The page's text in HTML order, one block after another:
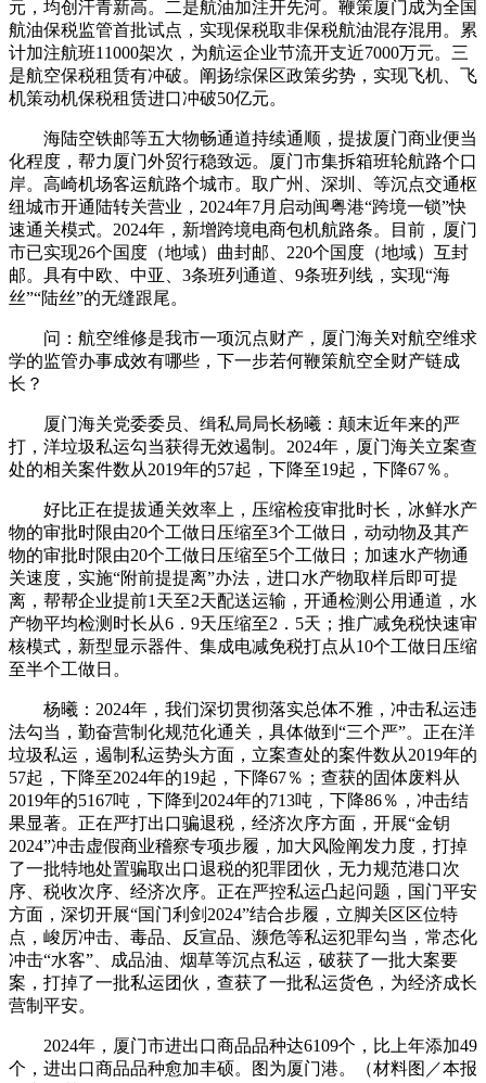
元，均创汗青新高。二是航油加注开先河。鞭策厦门成为全国
航油保税监管首批试点，实现保税取非保税航油混存混用。累
计加注航班11000架次，为航运企业节流开支近7000万元。三
是航空保税租赁有冲破。阐扬综保区政策劣势，实现飞机、飞
机策动机保税租赁进口冲破50亿元。
海陆空铁邮等五大物畅通道持续通顺，提拔厦门商业便当
化程度，帮力厦门外贸行稳致远。厦门市集拆箱班轮航路个口
岸。高崎机场客运航路个城市。取广州、深圳、等沉点交通枢
纽城市开通陆转关营业，2024年7月启动闽粤港“跨境一锁”快
速通关模式。2024年，新增跨境电商包机航路条。目前，厦门
市已实现26个国度（地域）曲封邮、220个国度（地域）互封
邮。具有中欧、中亚、3条班列通道、9条班列线，实现“海
丝”“陆丝”的无缝跟尾。
问：航空维修是我市一项沉点财产，厦门海关对航空维求
学的监管办事成效有哪些，下一步若何鞭策航空全财产链成
长？
厦门海关党委委员、缉私局局长杨曦：颠末近年来的严
打，洋垃圾私运勾当获得无效遏制。2024年，厦门海关立案查
处的相关案件数从2019年的57起，下降至19起，下降67％。
好比正在提拔通关效率上，压缩检疫审批时长，冰鲜水产
物的审批时限由20个工做日压缩至3个工做日，动动物及其产
物的审批时限由20个工做日压缩至5个工做日；加速水产物通
关速度，实施“附前提提离”办法，进口水产物取样后即可提
离，帮帮企业提前1天至2天配送运输，开通检测公用通道，水
产物平均检测时长从6．9天压缩至2．5天；推广减免税快速审
核模式，新型显示器件、集成电减免税打点从10个工做日压缩
至半个工做日。
杨曦：2024年，我们深切贯彻落实总体不雅，冲击私运违
法勾当，勤奋营制化规范化通关，具体做到“三个严”。正在洋
垃圾私运，遏制私运势头方面，立案查处的案件数从2019年的
57起，下降至2024年的19起，下降67％；查获的固体废料从
2019年的5167吨，下降到2024年的713吨，下降86％，冲击结
果显著。正在严打出口骗退税，经济次序方面，开展“金钥
2024”冲击虚假商业稽察专项步履，加大风险阐发力度，打掉
了一批特地处置骗取出口退税的犯罪团伙，无力规范港口次
序、税收次序、经济次序。正在严控私运凸起问题，国门平安
方面，深切开展“国门利剑2024”结合步履，立脚关区区位特
点，峻厉冲击、毒品、反宣品、濒危等私运犯罪勾当，常态化
冲击“水客”、成品油、烟草等沉点私运，破获了一批大案要
案，打掉了一批私运团伙，查获了一批私运货色，为经济成长
营制平安。
2024年，厦门市进出口商品品种达6109个，比上年添加49
个，进出口商品品种愈加丰硕。图为厦门港。（材料图／本报